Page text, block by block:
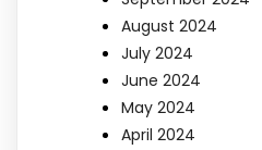
August 2024
July 2024
June 2024
May 2024
April 2024